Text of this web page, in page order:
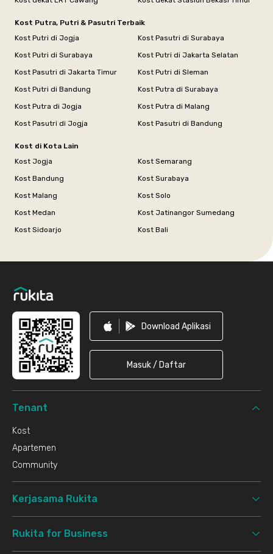
Kost Putra, Putri & Pasutri Terbaik
Kost Putri di Jogja
Kost Pasutri di Surabaya
Kost Putri di Surabaya
Kost Putri di Jakarta Selatan
Kost Pasutri di Jakarta Timur
Kost Putri di Sleman
Kost Putri di Bandung
Kost Putra di Surabaya
Kost Putra di Jogja
Kost Putra di Malang
Kost Pasutri di Jogja
Kost Pasutri di Bandung
Kost di Kota Lain
Kost Jogja
Kost Semarang
Kost Bandung
Kost Surabaya
Kost Malang
Kost Solo
Kost Medan
Kost Jatinangor Sumedang
Kost Sidoarjo
Kost Bali
Download Aplikasi
Masuk / Daftar
Tenant
Kost
Apartemen
Community
Kerjasama Rukita
Rukita for Business